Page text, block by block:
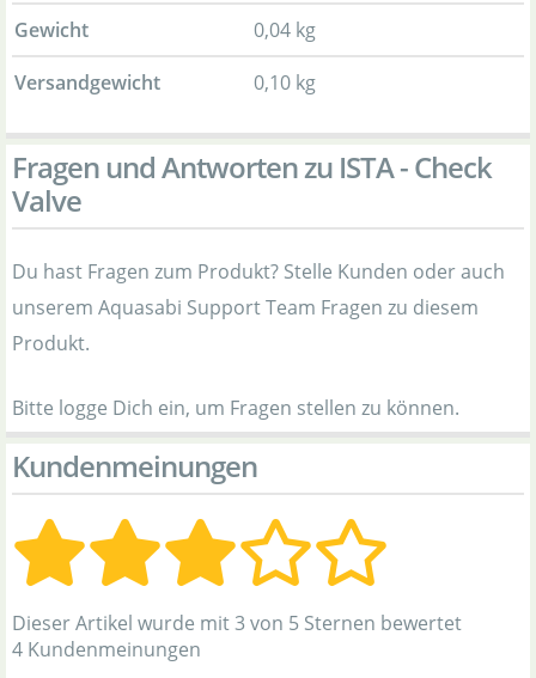
Gewicht
0,04 kg
Versandgewicht
0,10 kg
Fragen und Antworten zu ISTA - Check
Valve
Du hast Fragen zum Produkt? Stelle Kunden oder auch
unserem Aquasabi Support Team Fragen zu diesem
Produkt.
Bitte logge Dich ein, um Fragen stellen zu können.
Kundenmeinungen
Dieser Artikel wurde mit 3 von 5 Sternen bewertet
4 Kundenmeinungen